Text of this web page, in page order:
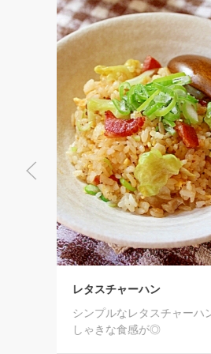
スチャーハンです。 レタスのしゃき